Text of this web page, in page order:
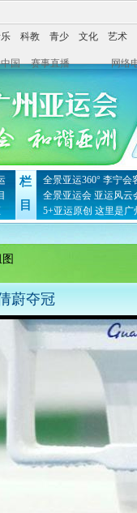
科教 青少 文化 艺术
国 赛事直播 网络
栏
目
全景亚运360° 李宁会
全景亚运会 亚运风云
5+亚运原创 这里是广
蔚夺冠